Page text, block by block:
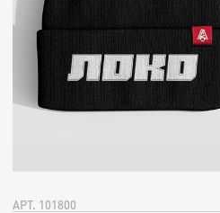
АРТ. 101800